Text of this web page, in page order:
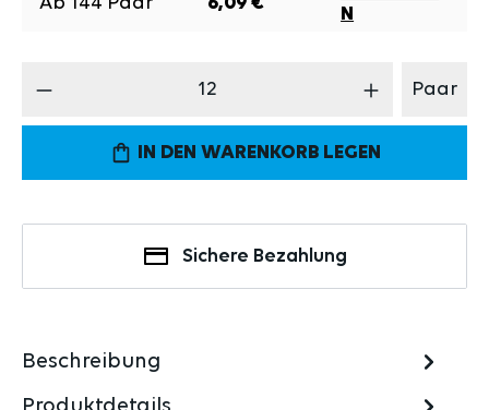
N
Produkt Anzahl: Gib den gewünschten
Paar
IN DEN WARENKORB LEGEN
Sichere Bezahlung
Beschreibung